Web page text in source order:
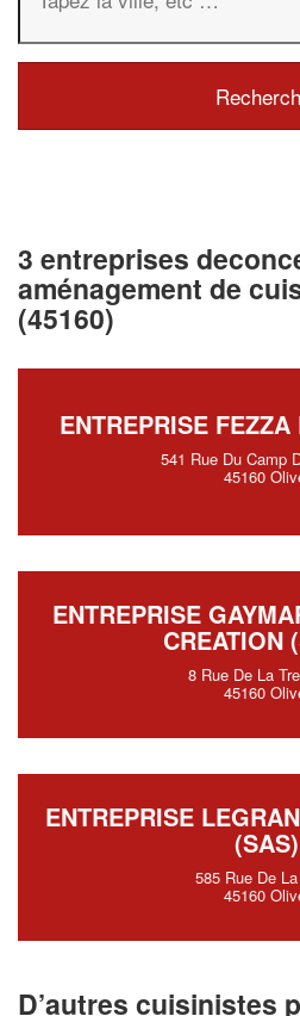
3 entreprises
aménagement de
(45160)
ENTREPRISE
541 Rue Du Camp
45160
ENTREPRISE
CREATION
8 Rue De La
45160
ENTREPRISE
(SAS)
585 Rue De
45160
D’autres cuisinistes